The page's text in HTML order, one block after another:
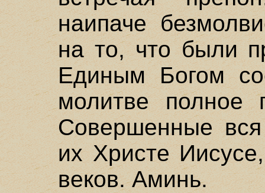
наипаче
на то, что были
Единым Богом
молитве полное
Совершенные
их Христе
веков. Аминь.